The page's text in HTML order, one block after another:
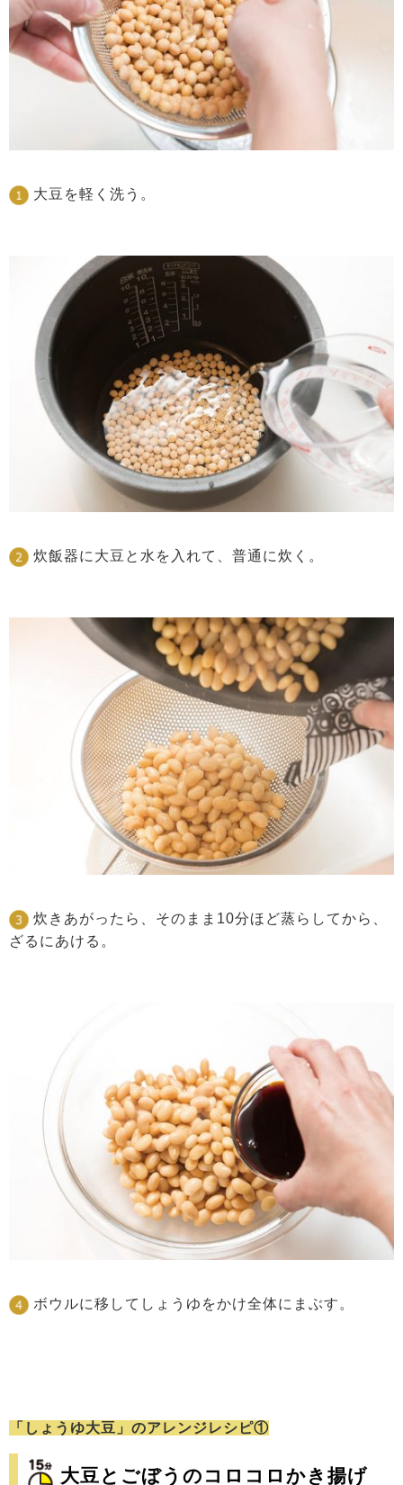
大豆を軽く洗う。
炊飯器に大豆と水を入れて、普通に炊く。
炊きあがったら、そのまま10分ほど蒸らしてから、
ざるにあける。
ボウルに移してしょうゆをかけ全体にまぶす。
「しょうゆ大豆」のアレンジレシピ①
大豆とごぼうのコロコロかき揚げ